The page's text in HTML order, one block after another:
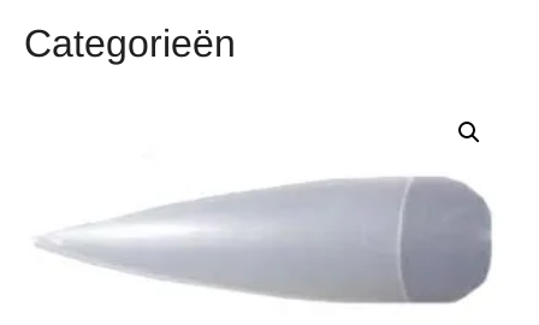
Categorieën